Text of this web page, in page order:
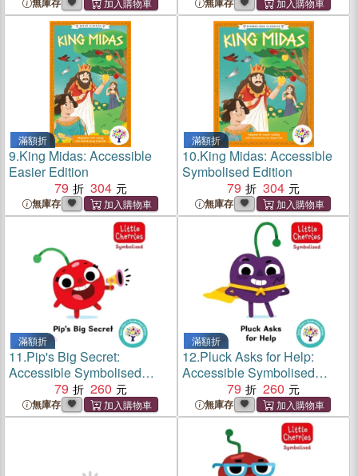
滿額折
9.King Midas: Accessible
Easier Edition
79
304
無庫存
滿額折
10.King Midas: Accessible
Symbolised Edition
79
304
無庫存
滿額折
11.Pip's Big Secret:
Accessible Symbolised
79 260
無庫存
滿額折
12.Pluck Asks for Help:
Accessible Symbolised
79 260
無庫存